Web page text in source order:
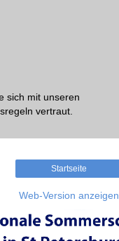
sich mit unseren
vertraut.
Startseite
Web-Version anzeigen